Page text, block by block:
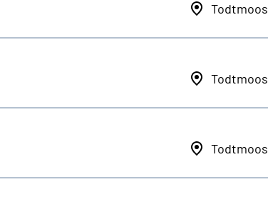
Todtmoos
Todtmoos
Todtmoos